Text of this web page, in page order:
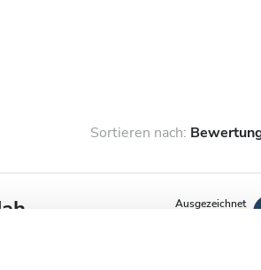
Sortieren nach:
Ausgezeichnet